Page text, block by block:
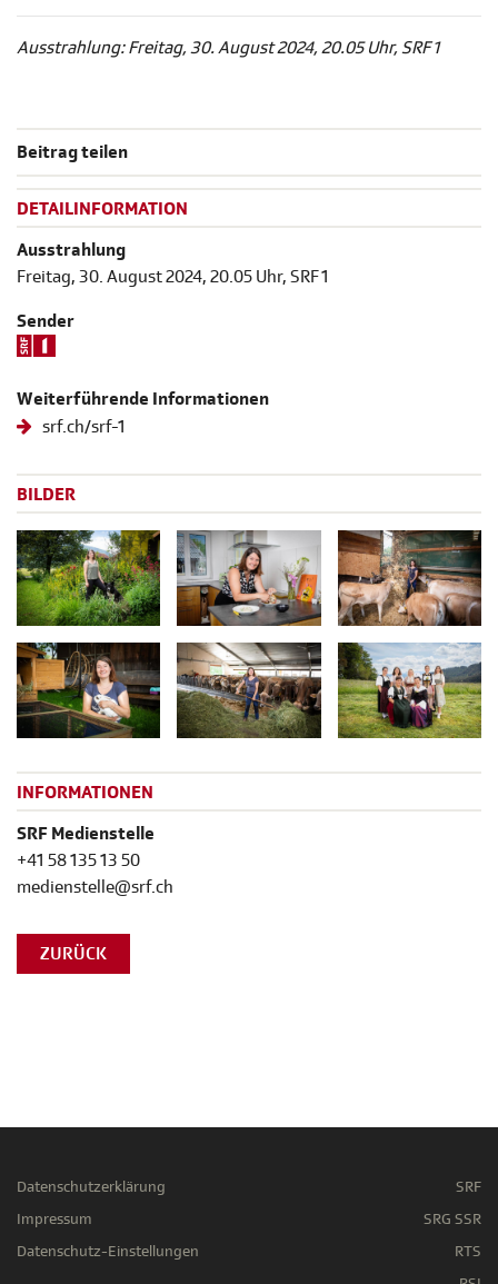
Ausstrahlung: Freitag, 30. August 2024, 20.05 Uhr, SRF 1
Beitrag teilen
DETAILINFORMATION
Ausstrahlung
Freitag, 30. August 2024, 20.05 Uhr, SRF 1
Sender
Weiterführende Informationen
srf.ch/srf-1
BILDER
INFORMATIONEN
SRF Medienstelle
+41 58 135 13 50
medienstelle@srf.ch
ZURÜCK
Datenschutzerklärung
Impressum
Datenschutz-Einstellungen
SRF
SRG SSR
RTS